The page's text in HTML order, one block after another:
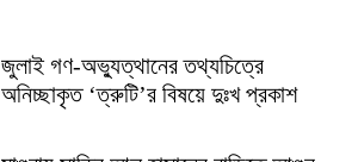
জুলাই গণ-অভ্যুত্থানের তথ্যচিত্রে
অনিচ্ছাকৃত ‘ত্রুটি’র বিষয়ে দুঃখ প্রকাশ